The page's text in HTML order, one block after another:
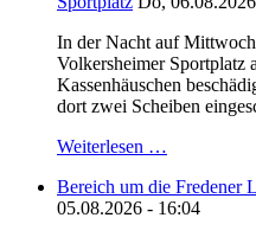
In der Nacht auf
Volkersheimer Sportplatz
Kassenhäuschen
dort zwei Scheiben
Weiterlesen …
Bereich um die Fredener
05.08.2026 - 16:04